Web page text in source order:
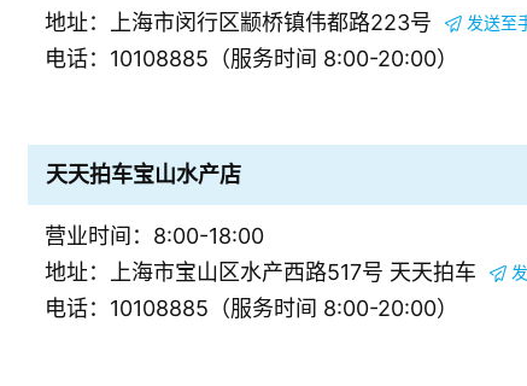
地址：上海市闵行区颛桥镇伟都路223号
发送至
电话：10108885（服务时间 8:00-20:00）
天天拍车宝山水产店
营业时间：8:00-18:00
地址：上海市宝山区水产西路517号 天天拍车
电话：10108885（服务时间 8:00-20:00）